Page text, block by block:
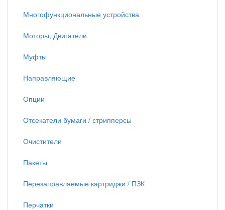
Многофункциональные устройства
Моторы, Двигатели
Муфты
Направляющие
Опции
Отсекатели бумаги / стрипперсы
Очистители
Пакеты
Перезаправляемые картриджи / ПЗК
Перчатки